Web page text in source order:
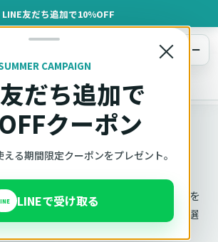
LINE友だち追加で10%OFF
×
CAMPAIGN
だち追加で
クーポン
る期間限定クーポンをプレゼント。
LINEで受け取る
メニュー
式で適合確認
ャスト）の対応製品、条件、注意事項を
、車種と年式を選